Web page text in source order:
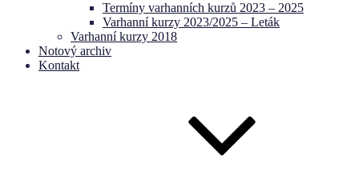
Termíny varhanních kurzů 2023 – 2025
Varhanní kurzy 2023/2025 – Leták
Varhanní kurzy 2018
Notový archiv
Kontakt